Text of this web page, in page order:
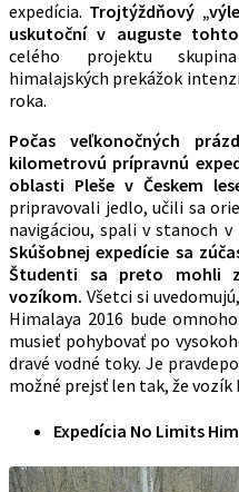
expedícia. Trojtýždňový
uskutoční v auguste
celého projektu skupina
himalajských prekážok
roka.
Počas veľkonočných
kilometrovú prípravnú
oblasti Pleše v Českem
pripravovali jedlo, učili sa
navigáciou, spali v stanoch
Skúšobnej expedície sa
Študenti sa preto mohli
vozíkom. Všetci si
Himalaya 2016 bude
musieť pohybovať po
dravé vodné toky. Je
možné prejsť len tak, že vozík
Expedícia No Limits